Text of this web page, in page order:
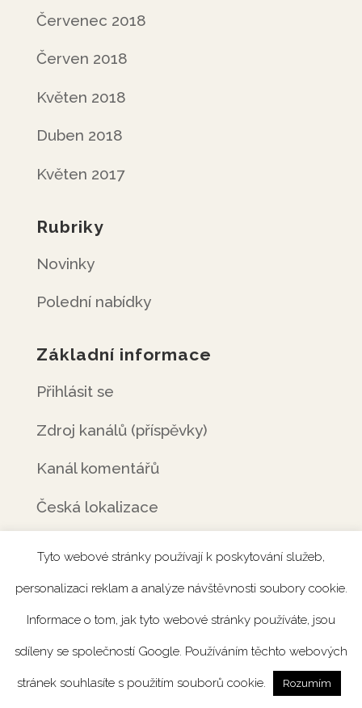
Červenec 2018
Červen 2018
Květen 2018
Duben 2018
Květen 2017
Rubriky
Novinky
Polední nabídky
Základní informace
Přihlásit se
Zdroj kanálů (příspěvky)
Kanál komentářů
Česká lokalizace
Catering
Tyto webové stránky používají k poskytování služeb,
personalizaci reklam a analýze návštěvnosti soubory cookie.
Informace o tom, jak tyto webové stránky používáte, jsou
sdíleny se společností Google. Používáním těchto webových
stránek souhlasíte s použitím souborů cookie. Rozumím